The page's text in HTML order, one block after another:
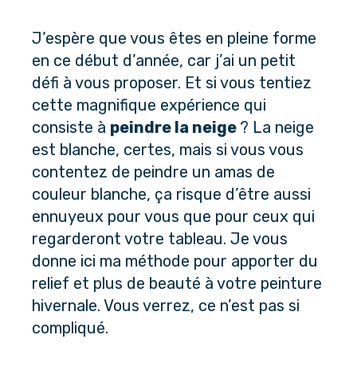
J’espère que vous êtes en pleine forme
en ce début d’année, car j’ai un petit
défi à vous proposer. Et si vous tentiez
cette magnifique expérience qui
consiste à peindre la neige ? La neige
est blanche, certes, mais si vous vous
contentez de peindre un amas de
couleur blanche, ça risque d’être aussi
ennuyeux pour vous que pour ceux qui
regarderont votre tableau. Je vous
donne ici ma méthode pour apporter du
relief et plus de beauté à votre peinture
hivernale. Vous verrez, ce n’est pas si
compliqué.